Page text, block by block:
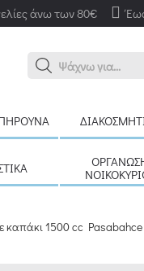
άνω των 80€
Αναζή
καπάκι 1500 cc